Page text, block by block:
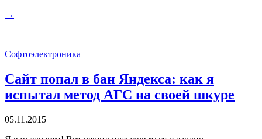
→
Софтоэлектроника
Сайт попал в бан Яндекса: как я
испытал метод АГС на своей шкуре
05.11.2015